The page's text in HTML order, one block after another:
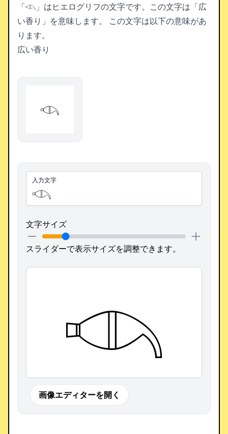
「𓊷」はヒエログリフの文字です。この文字は「広
い香り」を意味します。
この文字は以下の意味があ
ります。
広い香り
𓊷
入力文字
文字サイズ
スライダーで表示サイズを調整できます。
𓊷
画像エディターを開く